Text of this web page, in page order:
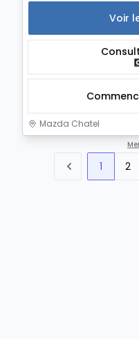
Voir
Mazda Chatel
1 2